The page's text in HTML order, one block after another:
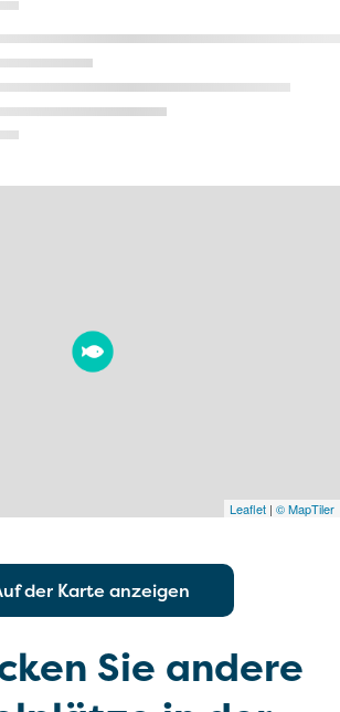
Leaflet | © MapTiler
der Karte anzeigen
Sie andere